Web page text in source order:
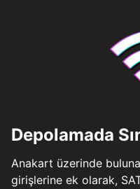
Depolamada
Anakart üzerinde
girişlerine ek olarak,